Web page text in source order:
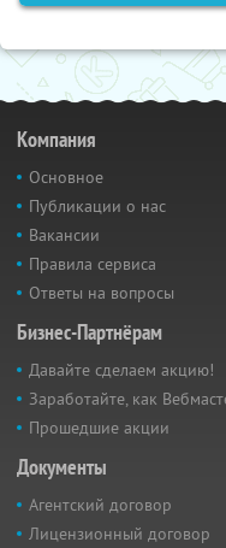
Компания
Основное
Публикации о нас
Вакансии
Правила сервиса
Ответы на вопросы
Бизнес-Партнёрам
Давайте сделаем акцию!
Заработайте, как
Прошедшие акции
Документы
Агентский договор
Лицензионный договор